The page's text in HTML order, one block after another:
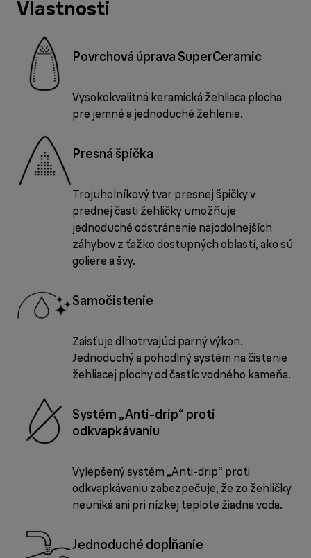
Vlastnosti
Povrchová úprava SuperCeramic
Vysokokvalitná keramická žehliaca plocha
pre jemné a jednoduché žehlenie.
Presná špička
Trojuholníkový tvar presnej špičky v
prednej časti žehličky umožňuje
jednoduché odstránenie najodolnejších
záhybov z ťažko dostupných oblastí, ako sú
goliere a švy.
Samočistenie
Zaisťuje dlhotrvajúci parný výkon.
Jednoduchý a pohodlný systém na čistenie
žehliacej plochy od častíc vodného kameňa.
Systém „Anti-drip“ proti
odkvapkávaniu
Vylepšený systém „Anti-drip“ proti
odkvapkávaniu zabezpečuje, že zo žehličky
neuniká ani pri nízkej teplote žiadna voda.
Jednoduché dopĺňanie